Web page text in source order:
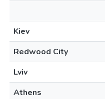
Kiev
Redwood City
Lviv
Athens